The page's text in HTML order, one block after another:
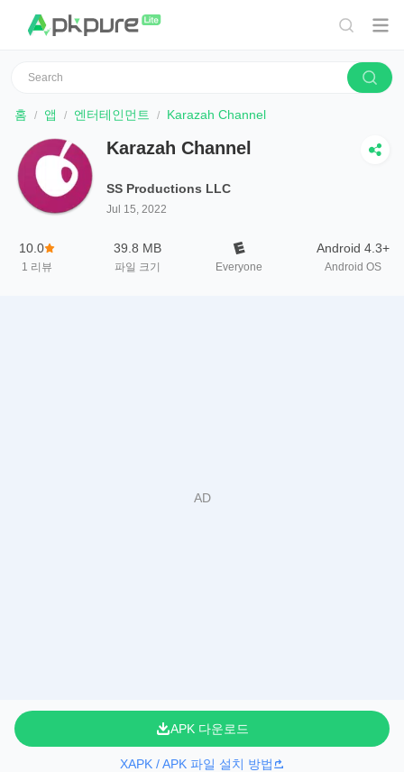
홈 앱 엔터테인먼트 Karazah Channel
Karazah Channel
SS Productions LLC
Jul 15, 2022
10.0
1 리뷰
39.8 MB
파일 크기 Everyone
Android 4.3+
Android OS
APK 다운로드
XAPK / APK 파일 설치 방법